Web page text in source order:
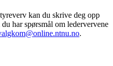
kan du skrive deg opp
du har spørsmål om ledervervene
.